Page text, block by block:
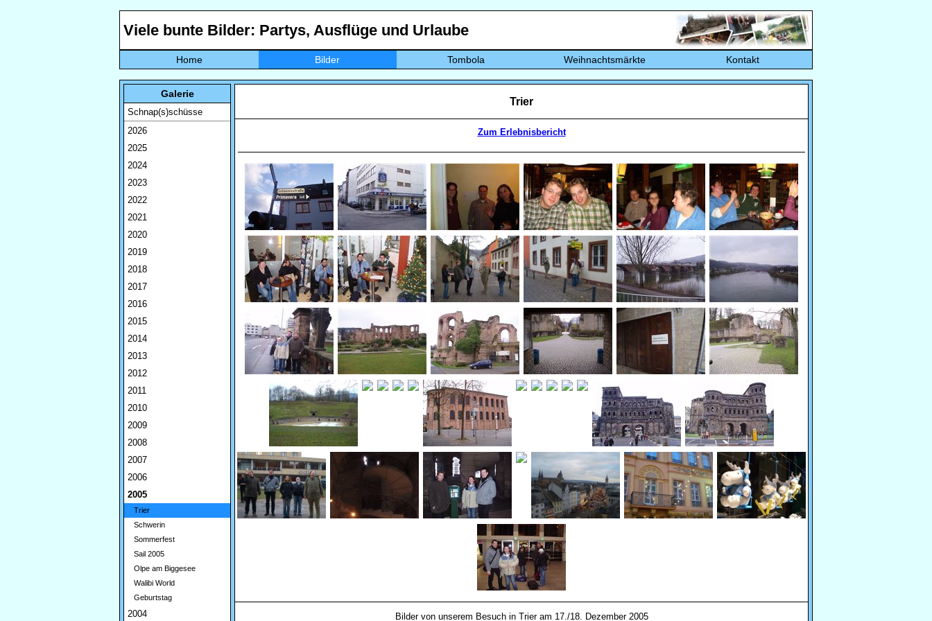
Viele bunte Bilder: Partys, Ausflüge und Urlaube
Home Bilder Tombola Weihnachtsmärkte Kontakt
Galerie
Schnap(s)schüsse
2026
2025
2024
2023
2022
2021
2020
2019
2018
2017
2016
2015
2014
2013
2012
2011
2010
2009
2008
2007
2006
2005
Trier
Schwerin
Sommerfest
Sail 2005
Olpe am Biggesee
Walibi World
Geburtstag
2004
Trier
Zum Erlebnisbericht
Bilder von unserem Besuch in Trier am 17./18. Dezember 2005